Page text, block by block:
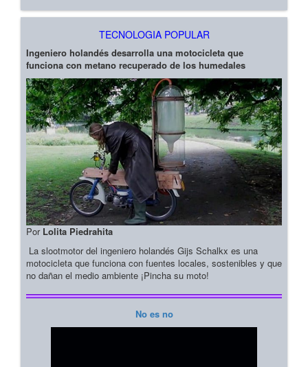
TECNOLOGIA POPULAR
Ingeniero holandés desarrolla una motocicleta que
funciona con metano recuperado de los humedales
Por Lolita Piedrahita
La slootmotor del ingeniero holandés Gijs Schalkx es una
motocicleta que funciona con fuentes locales, sostenibles y que
no dañan el medio ambiente ¡Pincha su moto!
No es no